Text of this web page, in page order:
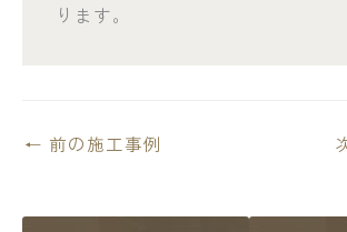
ります。
← 前の施工事例